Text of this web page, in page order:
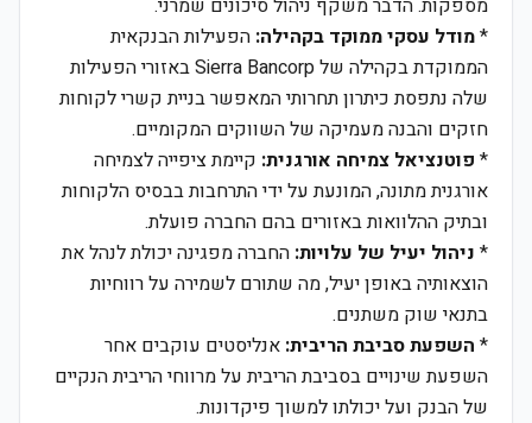
מספקות. הדבר משקף ניהול סיכונים שמרני.
*מודל עסקי ממוקד בקהילה: הפעילות הבנקאית
הממוקדת בקהילה של Sierra Bancorp באזורי הפעילות
שלה נתפסת כיתרון תחרותי המאפשר בניית קשרי לקוחות
חזקים והבנה מעמיקה של השווקים המקומיים.
* פוטנציאל צמיחה אורגנית: קיימת ציפייה לצמיחה
אורגנית מתונה, המונעת על ידי התרחבות בבסיס הלקוחות
ובתיק ההלוואות באזורים בהם החברה פועלת.
* ניהול יעיל של עלויות: החברה מפגינה יכולת לנהל את
הוצאותיה באופן יעיל, מה שתורם לשמירה על רווחיות
בתנאי שוק משתנים.
* השפעת סביבת הריבית: אנליסטים עוקבים אחר
השפעת שינויים בסביבת הריבית על מרווחי הריבית הנקיים
של הבנק ועל יכולתו למשוך פיקדונות.